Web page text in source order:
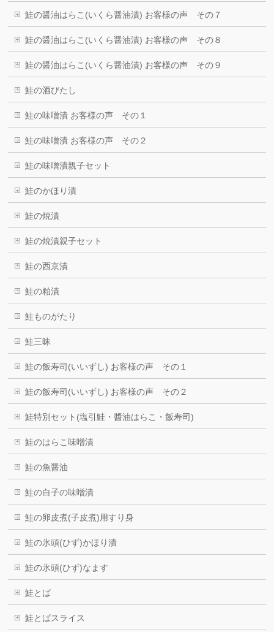
鮭の醤油はらこ(いくら醤油漬) お客様の声 その７
鮭の醤油はらこ(いくら醤油漬) お客様の声 その８
鮭の醤油はらこ(いくら醤油漬) お客様の声 その９
鮭の酒びたし
鮭の味噌漬 お客様の声 その１
鮭の味噌漬 お客様の声 その２
鮭の味噌漬親子セット
鮭のかほり漬
鮭の焼漬
鮭の焼漬親子セット
鮭の西京漬
鮭の粕漬
鮭ものがたり
鮭三昧
鮭の飯寿司(いいずし) お客様の声 その１
鮭の飯寿司(いいずし) お客様の声 その２
鮭特別セット(塩引鮭・醬油はらこ・飯寿司)
鮭のはらこ味噌漬
鮭の魚醤油
鮭の白子の味噌漬
鮭の卵皮煮(子皮煮)用すり身
鮭の氷頭(ひず)かほり漬
鮭の氷頭(ひず)なます
鮭とば
鮭とばスライス